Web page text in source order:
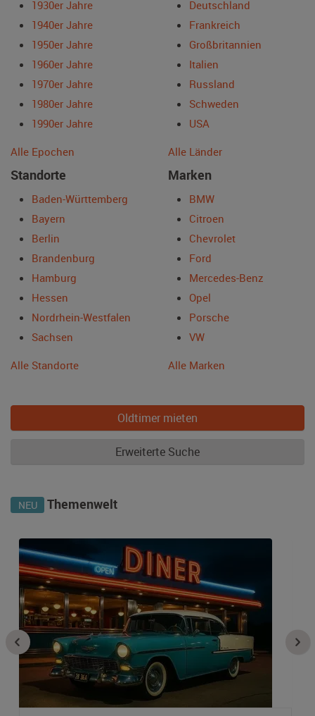
1930er Jahre
1940er Jahre
1950er Jahre
1960er Jahre
1970er Jahre
1980er Jahre
1990er Jahre
Alle Epochen
Deutschland
Frankreich
Großbritannien
Italien
Russland
Schweden
USA
Alle Länder
Standorte
Baden-Württemberg
Bayern
Berlin
Brandenburg
Hamburg
Hessen
Nordrhein-Westfalen
Sachsen
Alle Standorte
Marken
BMW
Citroen
Chevrolet
Ford
Mercedes-Benz
Opel
Porsche
VW
Alle Marken
Oldtimer mieten
Erweiterte Suche
NEU Themenwelt